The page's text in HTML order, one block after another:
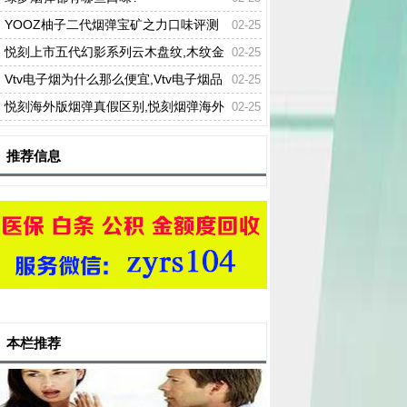
02-25
YOOZ柚子二代烟弹宝矿之力口味评测
02-25
悦刻上市五代幻影系列云木盘纹,木纹金
属机身 02-25
Vtv电子烟为什么那么便宜,Vtv电子烟品
质怎么样 02-25
悦刻海外版烟弹真假区别,悦刻烟弹海外
荐信息
栏推荐